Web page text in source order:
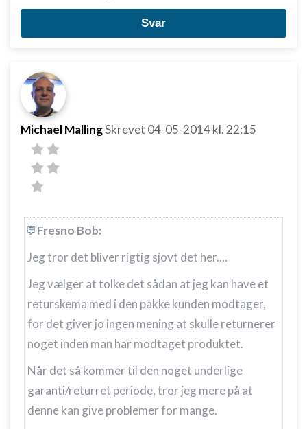
Svar
Michael MallingSkrevet 04-05-2014kl. 22:15
Fresno Bob:
Jeg tror det bliver rigtig sjovt det her....
Jeg vælger at tolke det sådan at jeg kan have et
returskema med i den pakke kunden modtager,
for det giver jo ingen mening at skulle returnerer
noget inden man har modtaget produktet.
Når det så kommer til den noget underlige
garanti/returret periode, tror jeg mere på at
denne kan give problemer for mange.